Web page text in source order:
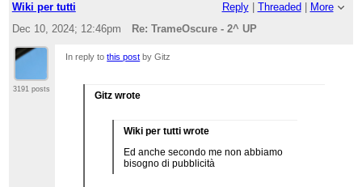
Wiki per tutti Reply| Threaded
More
Dec 10, 2024; 12:46pm
Re: TrameOscure - 2^ UP
3191 posts
In reply tothis post by Gitz
Gitz wrote
Wiki per tutti wrote
Ed anche secondo me non abbiamo
bisogno di pubblicità